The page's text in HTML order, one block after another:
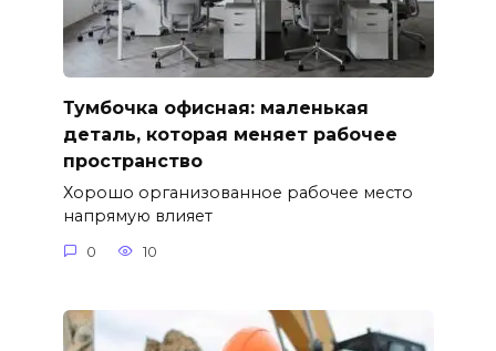
Тумбочка офисная: маленькая
деталь, которая меняет рабочее
пространство
Хорошо организованное рабочее место
напрямую влияет
0 10